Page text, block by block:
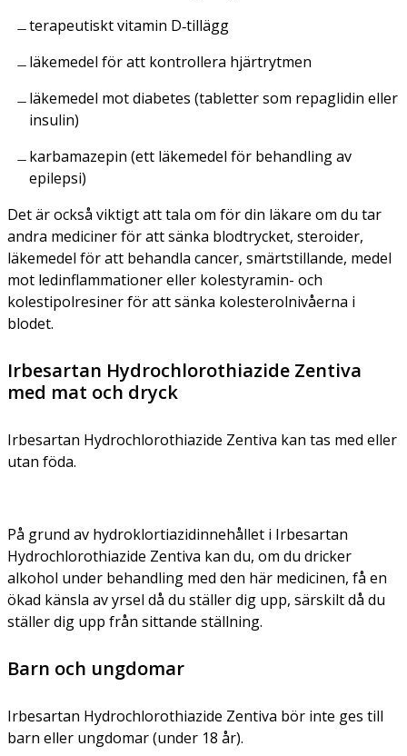
terapeutiskt vitamin D‑tillägg
läkemedel för att kontrollera hjärtrytmen
läkemedel mot diabetes (tabletter som repaglidin eller
insulin)
karbamazepin (ett läkemedel för behandling av
epilepsi)
Det är också viktigt att tala om för din läkare om du tar
andra mediciner för att sänka blodtrycket, steroider,
läkemedel för att behandla cancer, smärtstillande, medel
mot ledinflammationer eller kolestyramin- och
kolestipolresiner för att sänka kolesterolnivåerna i
blodet.
Irbesartan Hydrochlorothiazide Zentiva
med mat och dryck
Irbesartan Hydrochlorothiazide Zentiva kan tas med eller
utan föda.
På grund av hydroklortiazidinnehållet i Irbesartan
Hydrochlorothiazide Zentiva kan du, om du dricker
alkohol under behandling med den här medicinen, få en
ökad känsla av yrsel då du ställer dig upp, särskilt då du
ställer dig upp från sittande ställning.
Barn och ungdomar
Irbesartan Hydrochlorothiazide Zentiva bör inte ges till
barn eller ungdomar (under 18 år).